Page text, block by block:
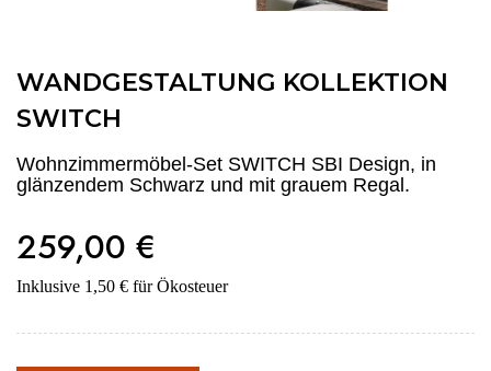
WANDGESTALTUNG KOLLEKTION
SWITCH
Wohnzimmermöbel-Set SWITCH SBI Design, in
glänzendem Schwarz und mit grauem Regal.
259,00 €
Inklusive 1,50 € für Ökosteuer